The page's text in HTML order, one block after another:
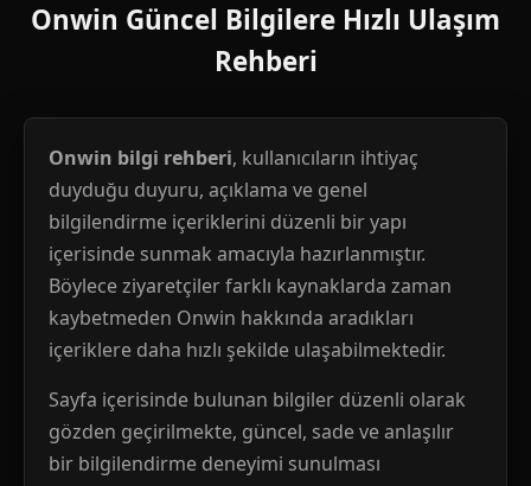
Onwin Güncel Bilgilere Hızlı Ulaşım
Rehberi
Onwin bilgi rehberi, kullanıcıların ihtiyaç
duyduğu duyuru, açıklama ve genel
bilgilendirme içeriklerini düzenli bir yapı
içerisinde sunmak amacıyla hazırlanmıştır.
Böylece ziyaretçiler farklı kaynaklarda zaman
kaybetmeden Onwin hakkında aradıkları
içeriklere daha hızlı şekilde ulaşabilmektedir.
Sayfa içerisinde bulunan bilgiler düzenli olarak
gözden geçirilmekte, güncel, sade ve anlaşılır
bir bilgilendirme deneyimi sunulması